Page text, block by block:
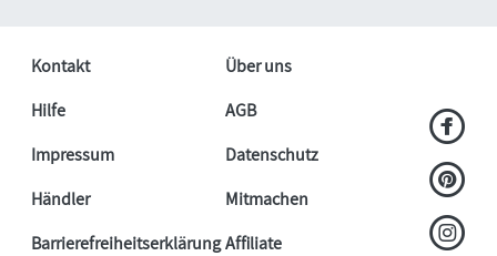
Kontakt
Über uns
Hilfe
AGB
Impressum
Datenschutz
Händler
Mitmachen
BarrierefreiheitserklärungAffiliate